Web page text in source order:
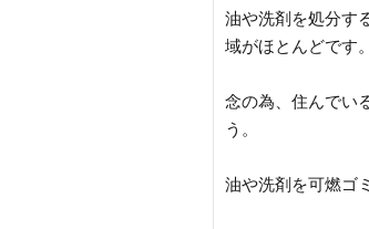
油や洗剤を処分す
域がほとんどです。
念の為、住んでい
う。
油や洗剤を可燃ゴ